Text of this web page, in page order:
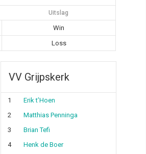
Uitslag
Win
Loss
VV Grijpskerk
1
Erik t’Hoen
2
Matthias Penninga
3
Brian Tefi
4
Henk de Boer